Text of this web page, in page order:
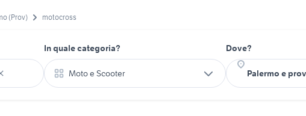
(Prov) motocross
In quale categoria?
Moto e Scooter
Dove?